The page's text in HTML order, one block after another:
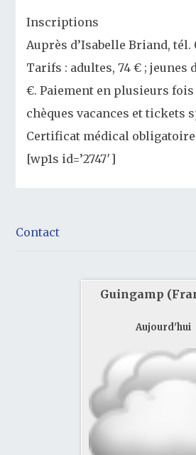
Inscriptions
Auprès d’Isabelle Briand, tél.
Tarifs : adultes, 74 € ; jeunes
€. Paiement en plusieurs
chèques vacances et tickets
Certificat médical
[wp1s id=’2747′]
Contact
Guingamp
Aujourd'hui